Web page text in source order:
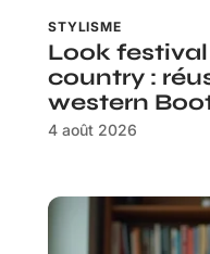
STYLISME
Look
country :
western
4 août 2026